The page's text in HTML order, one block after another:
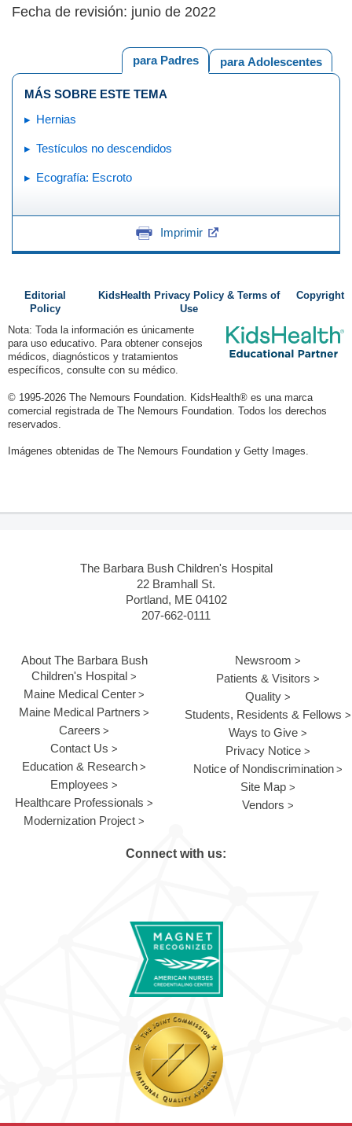
Fecha de revisión: junio de 2022
para Adolescentes
para Padres
MÁS SOBRE ESTE TEMA
Hernias
Testículos no descendidos
Ecografía: Escroto
Imprimir
Editorial
Policy
KidsHealth Privacy Policy & Terms of
Use
Copyright
Nota: Toda la información es únicamente
para uso educativo. Para obtener consejos
médicos, diagnósticos y tratamientos
específicos, consulte con su médico.
© 1995-2026 The Nemours Foundation. KidsHealth® es una marca
comercial registrada de The Nemours Foundation. Todos los derechos
reservados.
Imágenes obtenidas de The Nemours Foundation y Getty Images.
The Barbara Bush Children's Hospital
22 Bramhall St.
Portland, ME 04102
207-662-0111
About The Barbara Bush
Children's Hospital
Maine Medical Center
Maine Medical Partners
Careers
Contact Us
Education & Research
Employees
Healthcare Professionals
Modernization Project
Newsroom
Patients & Visitors
Quality
Students, Residents & Fellows
Ways to Give
Privacy Notice
Notice of Nondiscrimination
Site Map
Vendors
Connect with us: